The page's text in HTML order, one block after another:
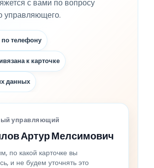
с вами по вопросу
управляющего.
телефону
к карточке
данных
управляющий
Артур Мелсимович
по какой карточке вы
и не будем уточнять это